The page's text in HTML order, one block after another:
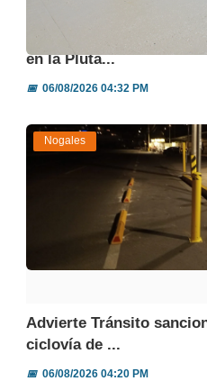
Avanza 45 % obra de
en la Pluta...
📅06/08/2026 04:32 PM
Nogales
Advierte Tránsito
ciclovía de ...
📅06/08/2026 04:20 PM